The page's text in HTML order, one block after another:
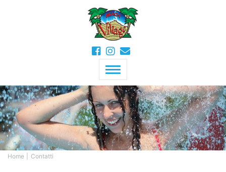
MENU
Home Contatti